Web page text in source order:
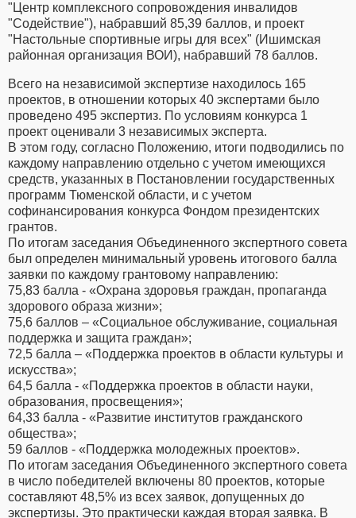
"Центр комплексного сопровождения инвалидов
"Содействие"), набравший 85,39 баллов, и проект
"Настольные спортивные игры для всех" (Ишимская
районная организация ВОИ), набравший 78 баллов.
Всего на независимой экспертизе находилось 165
проектов, в отношении которых 40 экспертами было
проведено 495 экспертиз. По условиям конкурса 1
проект оценивали 3 независимых эксперта.
В этом году, согласно Положению, итоги подводились по
каждому направлению отдельно с учетом имеющихся
средств, указанных в Постановлении государственных
программ Тюменской области, и с учетом
софинансирования конкурса Фондом президентских
грантов.
По итогам заседания Объединенного экспертного совета
был определен минимальный уровень итогового балла
заявки по каждому грантовому направлению:
75,83 балла - «Охрана здоровья граждан, пропаганда
здорового образа жизни»;
75,6 баллов – «Социальное обслуживание, социальная
поддержка и защита граждан»;
72,5 балла – «Поддержка проектов в области культуры и
искусства»;
64,5 балла - «Поддержка проектов в области науки,
образования, просвещения»;
64,33 балла - «Развитие институтов гражданского
общества»;
59 баллов - «Поддержка молодежных проектов».
По итогам заседания Объединенного экспертного совета
в число победителей включены 80 проектов, которые
составляют 48,5% из всех заявок, допущенных до
экспертизы. Это практически каждая вторая заявка. В